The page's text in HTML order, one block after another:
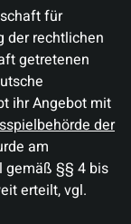
für
der rechtlichen
getretenen
ihr Angebot mit
der
am
gemäß §§ 4 bis
erteilt, vgl.